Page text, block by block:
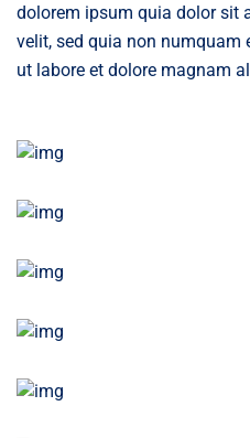
dolorem ipsum quia dolor sit
velit, sed quia non
ut labore et dolore magnam